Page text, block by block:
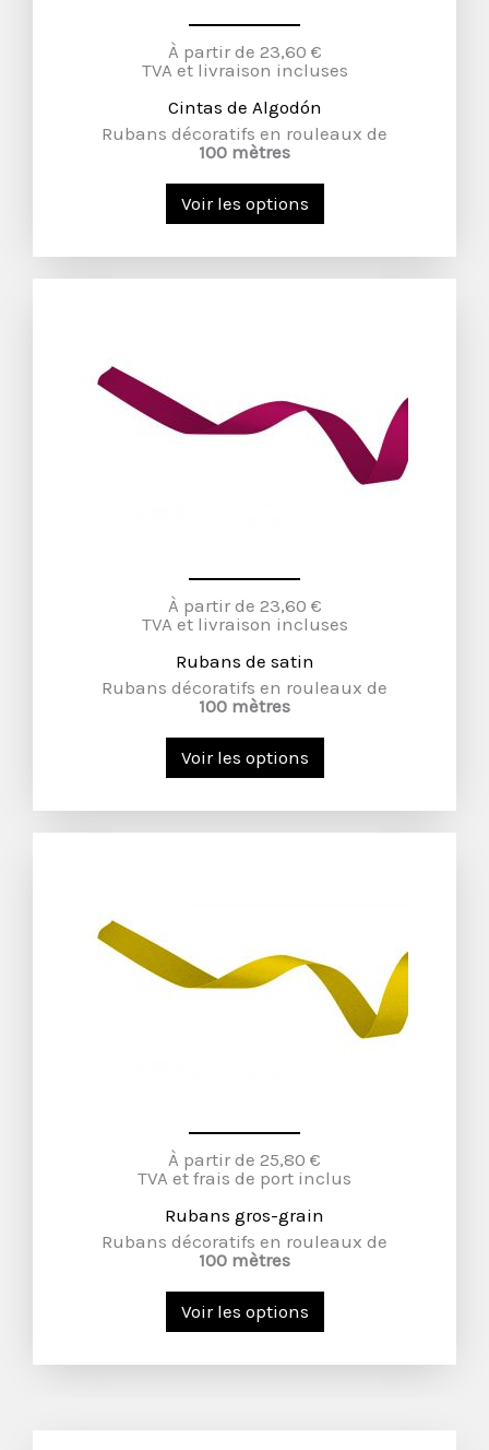
À partir de 23,60 €
TVA et livraison incluses
Cintas de Algodón
Rubans décoratifs en rouleaux de
100 mètres
Voir les options
À partir de 23,60 €
TVA et livraison incluses
Rubans de satin
Rubans décoratifs en rouleaux de
100 mètres
Voir les options
À partir de 25,80 €
TVA et frais de port inclus
Rubans gros-grain
Rubans décoratifs en rouleaux de
100 mètres
Voir les options